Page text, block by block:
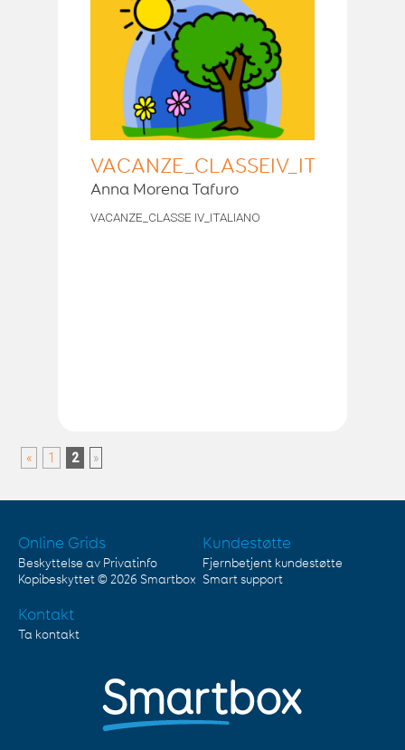
VACANZE_CLASSEIV_ITALIANO
Anna Morena Tafuro
VACANZE_CLASSE IV_ITALIANO
« 1 2 »
Online Grids
Beskyttelse av Privatinfo
Kopibeskyttet © 2026 Smartbox
Kundestøtte
Fjernbetjent kundestøtte
Smart support
Kontakt
Ta kontakt